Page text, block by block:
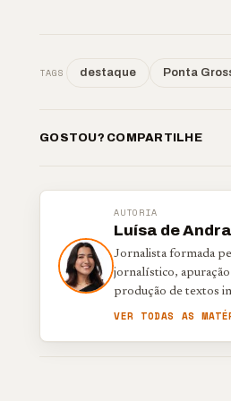
TAGS destaque Ponta
GOSTOU? COMPARTILHE
AUTORIA
Luísa de
Jornalista formada
jornalístico,
produção de textos
VER TODAS AS